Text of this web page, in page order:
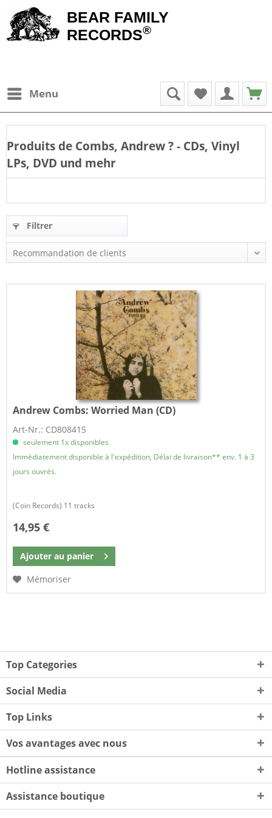
BEAR FAMILY
RECORDS®
Menu
Produits de Combs, Andrew? - CDs, Vinyl
LPs, DVD und mehr
Filtrer
Andrew Combs: Worried Man (CD)
Art-Nr.: CD808415
seulement 1x disponibles
Immédiatement disponible à l'expédition, Délai de livraison** env. 1 à 3
jours ouvrés.
(Coin Records) 11 tracks
14,95 €
Ajouter au panier
Mémoriser
Top Categories
Social Media
Top Links
Vos avantages avec nous
Hotline assistance
Assistance boutique